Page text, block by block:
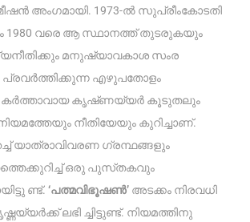
അംഗമായി. 1973-ൽ സുപ്രീംകോടതി
വരെ ആ സ്ഥാനത്ത് തുടരുകയും
മനുഷ്യാവകാശ സംര
പ്രവർത്തിക്കുന്ന എഴുപതോളം
കൃഷ്‌ണയ്യർ കൂടുതലും
നീതിയേയും കുറിച്ചാണ്.
യാത്രാവിവരണ ഗ്രന്ഥങ്ങളും
ഒരു പുസ്‌തകവും
ണ്ട്. ‘പത്മവിഭൂഷൺ’ അടക്കം നിരവധി
ലഭി ച്ചിട്ടുണ്ട്. നിയമത്തിനു